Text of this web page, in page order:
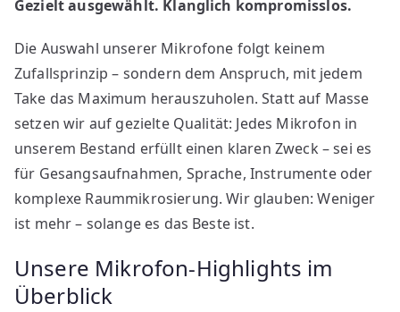
Gezielt ausgewählt. Klanglich kompromisslos.
Die Auswahl unserer Mikrofone folgt keinem
Zufallsprinzip – sondern dem Anspruch, mit jedem
Take das Maximum herauszuholen. Statt auf Masse
setzen wir auf gezielte Qualität: Jedes Mikrofon in
unserem Bestand erfüllt einen klaren Zweck – sei es
für Gesangsaufnahmen, Sprache, Instrumente oder
komplexe Raummikrosierung. Wir glauben: Weniger
ist mehr – solange es das Beste ist.
Unsere Mikrofon-Highlights im
Überblick